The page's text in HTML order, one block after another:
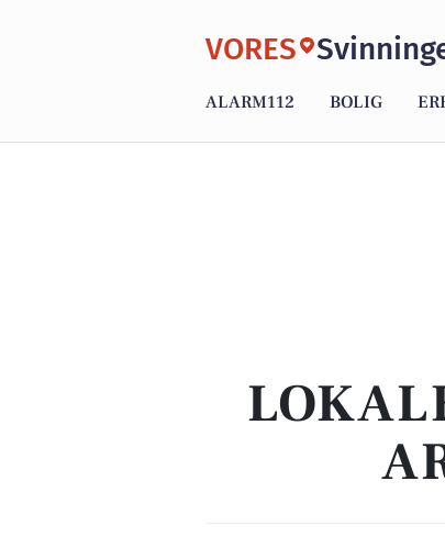
VORES
ALARM112 BOLIG